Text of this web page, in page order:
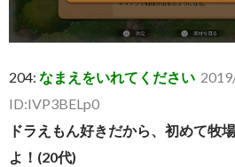
204: なまえをいれてください
ID:IVP3BELp0
ドラえもん好きだから、初めて牧
よ！(20代)